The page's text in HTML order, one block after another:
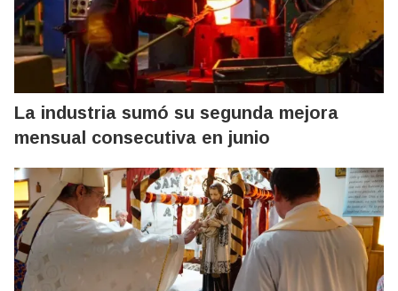
La industria sumó su segunda mejora
mensual consecutiva en junio